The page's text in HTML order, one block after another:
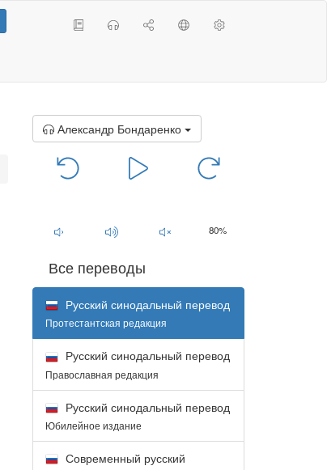
Александр Бондаренко
80%
Все переводы
Русский синодальный перевод
Протестантская редакция
Русский синодальный перевод
Православная редакция
Русский синодальный перевод
Юбилейное издание
Современный русский